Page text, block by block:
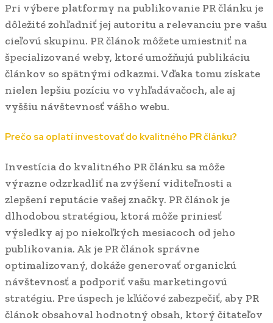
Pri výbere platformy na publikovanie PR článku je
dôležité zohľadniť jej autoritu a relevanciu pre vašu
cieľovú skupinu. PR článok môžete umiestniť na
špecializované weby, ktoré umožňujú publikáciu
článkov so spätnými odkazmi. Vďaka tomu získate
nielen lepšiu pozíciu vo vyhľadávačoch, ale aj
vyššiu návštevnosť vášho webu.
Prečo sa oplatí investovať do kvalitného PR článku?
Investícia do kvalitného PR článku sa môže
výrazne odzrkadliť na zvýšení viditeľnosti a
zlepšení reputácie vašej značky. PR článok je
dlhodobou stratégiou, ktorá môže priniesť
výsledky aj po niekoľkých mesiacoch od jeho
publikovania. Ak je PR článok správne
optimalizovaný, dokáže generovať organickú
návštevnosť a podporiť vašu marketingovú
stratégiu. Pre úspech je kľúčové zabezpečiť, aby PR
článok obsahoval hodnotný obsah, ktorý čitateľov